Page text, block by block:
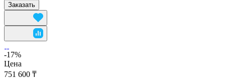
Заказать
-17%
Цена
751 600 ₸